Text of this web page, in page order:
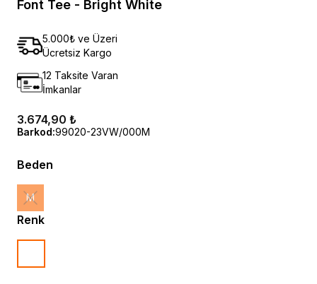
Font Tee - Bright White
5.000₺ ve Üzeri
Ücretsiz Kargo
12 Taksite Varan
İmkanlar
3.674,90 ₺
Barkod:99020-23VW/000M
Beden
M
Renk